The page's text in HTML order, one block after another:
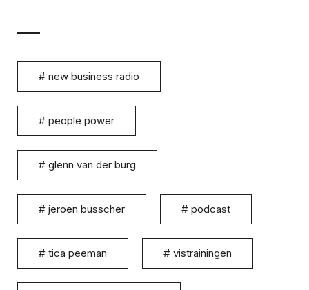
# new business radio
# people power
# glenn van der burg
# jeroen busscher # podcast
# tica peeman # vistrainingen